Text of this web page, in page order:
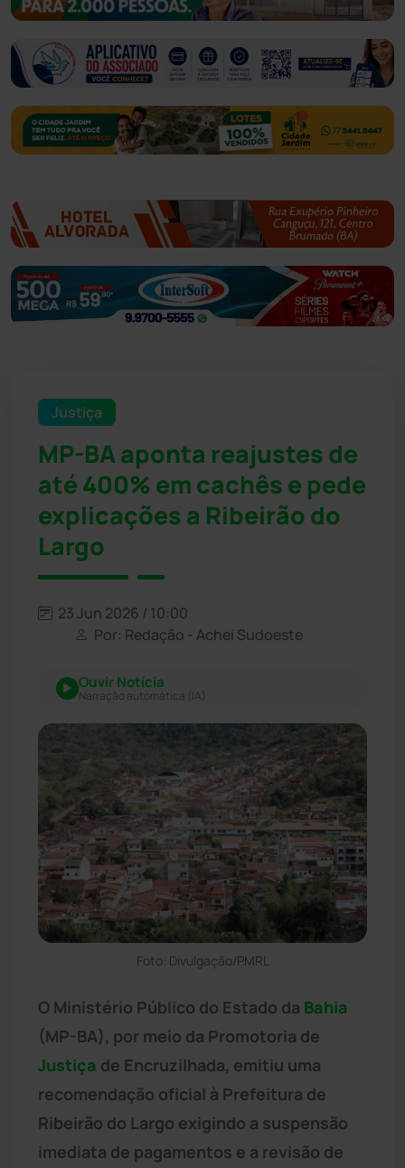
Justiça
MP-BA aponta reajustes de
até 400% em cachês e pede
explicações a Ribeirão do
Largo
23 Jun 2026 / 10:00
Por: Redação - Achei Sudoeste
Ouvir Notícia
Narração automática (IA)
Foto: Divulgação/PMRL
O Ministério Público do Estado da Bahia
(MP-BA), por meio da Promotoria de
Justiça de Encruzilhada, emitiu uma
recomendação oficial à Prefeitura de
Ribeirão do Largo exigindo a suspensão
imediata de pagamentos e a revisão de